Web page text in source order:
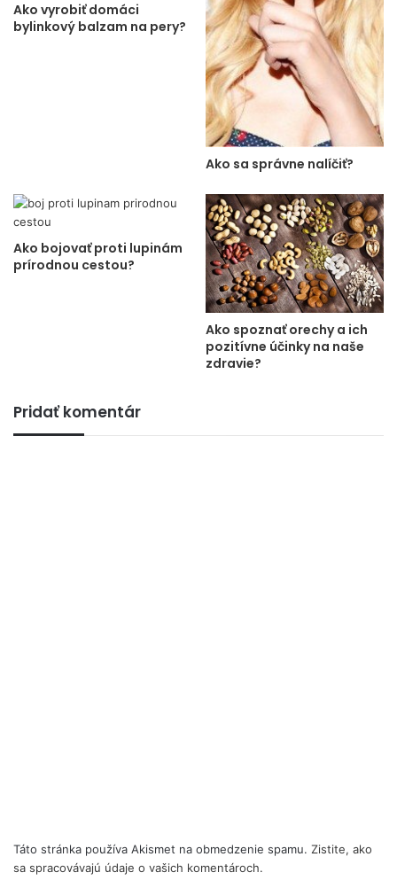
Ako vyrobiť domáci
bylinkový balzam na pery?
Ako sa správne nalíčiť?
Ako bojovať proti lupinám
prírodnou cestou?
Ako spoznať orechy a ich
pozitívne účinky na naše
zdravie?
Pridať komentár
Táto stránka používa Akismet na obmedzenie spamu. Zistite, ako
sa spracovávajú údaje o vašich komentároch.